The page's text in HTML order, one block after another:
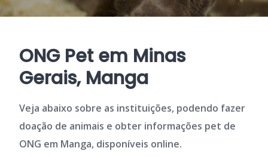
ONG Pet em Minas
Gerais, Manga
Veja abaixo sobre as instituições, podendo fazer
doação de animais e obter informações pet de
ONG em Manga, disponíveis online.